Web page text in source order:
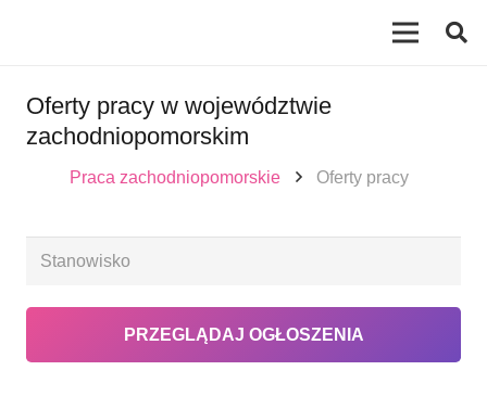
Oferty pracy w województwie
zachodniopomorskim
Praca zachodniopomorskie Oferty pracy